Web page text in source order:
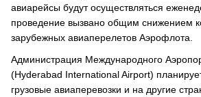
авиарейсы будут осуществляться
проведение вызвано общим снижением
зарубежных авиаперелетов Аэрофлота.
Администрация Международного
(Hyderabad International Airport)
грузовые авиаперевозки и на другие